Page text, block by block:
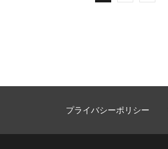
プライバシーポリシー